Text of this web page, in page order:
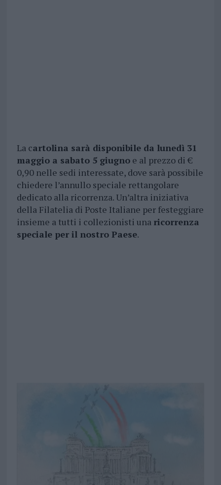
La cartolina sarà disponibile da lunedì 31
maggio a sabato 5 giugnoe al prezzo di €
0,90 nelle sedi interessate, dove sarà possibile
chiedere l’annullo speciale rettangolare
dedicato alla ricorrenza. Un’altra iniziativa
della Filatelia di Poste Italiane per festeggiare
insieme a tutti i collezionisti una ricorrenza
speciale per il nostro Paese.